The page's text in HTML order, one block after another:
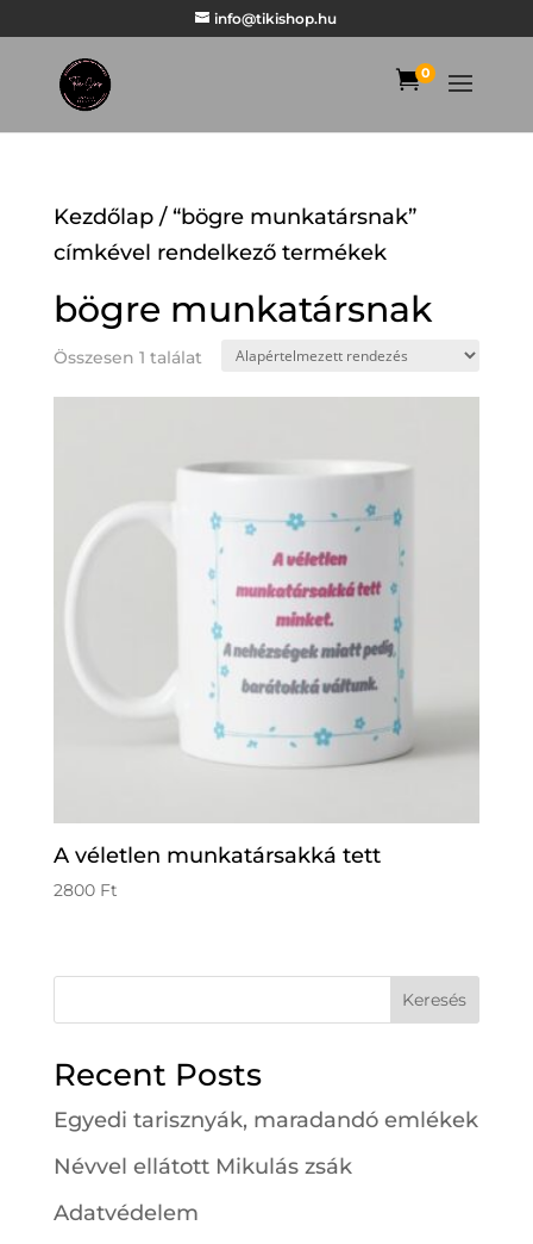
info@tikishop.hu
0
Kezdőlap/ “bögre munkatársnak”
címkével rendelkező termékek
bögre munkatársnak
Összesen 1 találat
A véletlen munkatársakká tett
2800 Ft
Keresés
Recent Posts
Egyedi tarisznyák, maradandó emlékek
Névvel ellátott Mikulás zsák
Adatvédelem